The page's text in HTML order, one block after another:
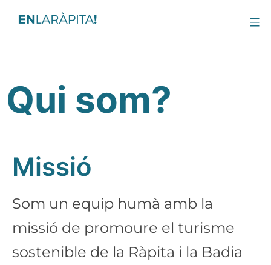
Qui som?
Missió
Som un equip humà amb la
missió de promoure el turisme
sostenible de la Ràpita i la Badia